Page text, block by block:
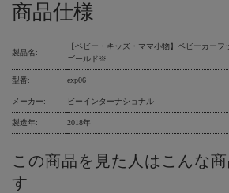
商品仕様
製品名:
【ベビー・キッズ・ママ小物】ベビーカー
ゴールド※
型番: exp06
メーカー: ビーインターナショナル
製造年: 2018年
この商品を見た人はこんな
す